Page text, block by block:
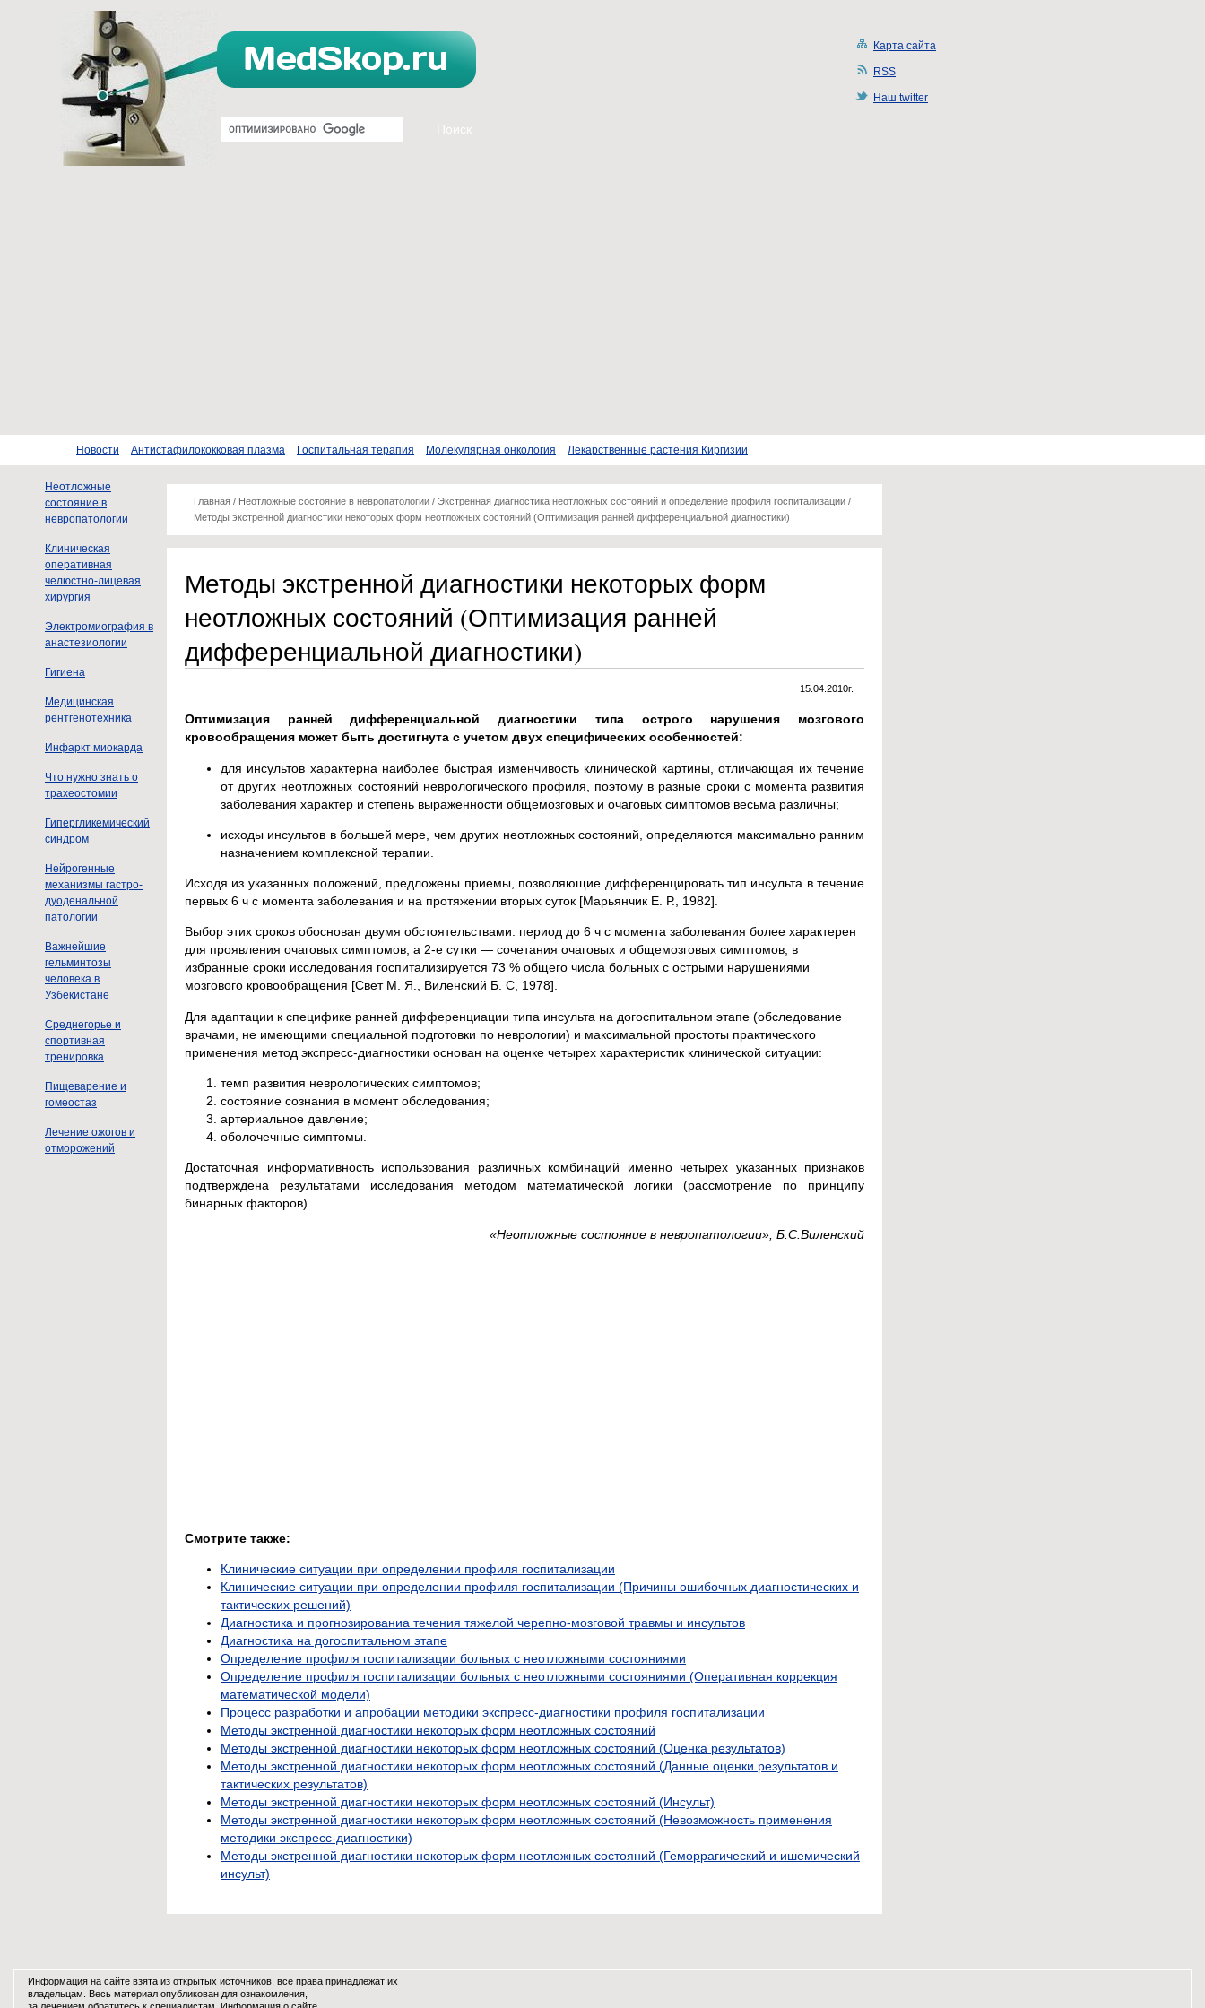
Карта сайта
RSS
Наш twitter
Новости Антистафилококковая плазма Госпитальная терапия Молекулярная онкология Лекарственные растения Киргизии
Неотложные
состояние в
невропатологии
Клиническая
оперативная
челюстно-лицевая
хирургия
Электромиография в
анастезиологии
Гигиена
Медицинская
рентгенотехника
Инфаркт миокарда
Что нужно знать о
трахеостомии
Гипергликемический
синдром
Нейрогенные
механизмы гастро-
дуоденальной
патологии
Важнейшие
гельминтозы
человека в
Узбекистане
Среднегорье и
спортивная
тренировка
Пищеварение и
гомеостаз
Лечение ожогов и
отморожений
Главная / Неотложные состояние в невропатологии / Экстренная диагностика неотложных состояний и определение профиля госпитализации /
Методы экстренной диагностики некоторых форм неотложных состояний (Оптимизация ранней дифференциальной диагностики)
Методы экстренной диагностики некоторых форм
неотложных состояний (Оптимизация ранней
дифференциальной диагностики)
15.04.2010г.
Оптимизация ранней дифференциальной диагностики типа острого нарушения мозгового
кровообращения может быть достигнута с учетом двух специфических особенностей:
для инсультов характерна наиболее быстрая изменчивость клинической картины, отличающая их течение
от других неотложных состояний неврологического профиля, поэтому в разные сроки с момента развития
заболевания характер и степень выраженности общемозговых и очаговых симптомов весьма различны;
исходы инсультов в большей мере, чем других неотложных состояний, определяются максимально ранним
назначением комплексной терапии.
Исходя из указанных положений, предложены приемы, позволяющие дифференцировать тип инсульта в течение
первых 6 ч с момента заболевания и на протяжении вторых суток [Марьянчик Е. Р., 1982].
Выбор этих сроков обоснован двумя обстоятельствами: период до 6 ч с момента заболевания более характерен
для проявления очаговых симптомов, а 2-е сутки — сочетания очаговых и общемозговых симптомов; в
избранные сроки исследования госпитализируется 73 % общего числа больных с острыми нарушениями
мозгового кровообращения [Свет М. Я., Виленский Б. С, 1978].
Для адаптации к специфике ранней дифференциации типа инсульта на догоспитальном этапе (обследование
врачами, не имеющими специальной подготовки по неврологии) и максимальной простоты практического
применения метод экспресс-диагностики основан на оценке четырех характеристик клинической ситуации:
темп развития неврологических симптомов;
состояние сознания в момент обследования;
артериальное давление;
оболочечные симптомы.
Достаточная информативность использования различных комбинаций именно четырех указанных признаков
подтверждена результатами исследования методом математической логики (рассмотрение по принципу
бинарных факторов).
«Неотложные состояние в невропатологии», Б.С.Виленский
Смотрите также:
Клинические ситуации при определении профиля госпитализации
Клинические ситуации при определении профиля госпитализации (Причины ошибочных диагностических и
тактических решений)
Диагностика и прогнозированиа течения тяжелой черепно-мозговой травмы и инсультов
Диагностика на догоспитальном этапе
Определение профиля госпитализации больных с неотложными состояниями
Определение профиля госпитализации больных с неотложными состояниями (Оперативная коррекция
математической модели)
Процесс разработки и апробации методики экспресс-диагностики профиля госпитализации
Методы экстренной диагностики некоторых форм неотложных состояний
Методы экстренной диагностики некоторых форм неотложных состояний (Оценка результатов)
Методы экстренной диагностики некоторых форм неотложных состояний (Данные оценки результатов и
тактических результатов)
Методы экстренной диагностики некоторых форм неотложных состояний (Инсульт)
Методы экстренной диагностики некоторых форм неотложных состояний (Невозможность применения
методики экспресс-диагностики)
Методы экстренной диагностики некоторых форм неотложных состояний (Геморрагический и ишемический
инсульт)
Информация на сайте взята из открытых источников, все права принадлежат их
владельцам. Весь материал опубликован для ознакомления,